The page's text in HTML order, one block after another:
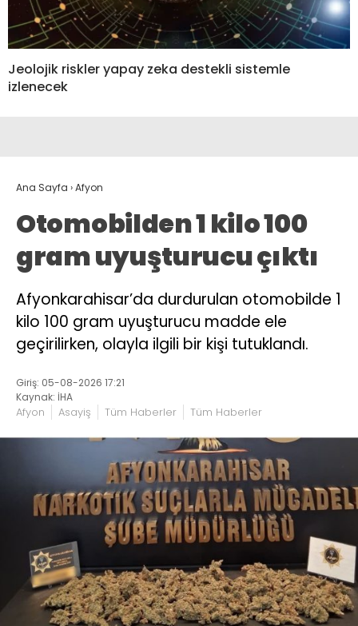
Jeolojik riskler yapay zeka destekli sistemle
izlenecek
Ana Sayfa ›Afyon
Otomobilden 1 kilo 100
gram uyuşturucu çıktı
Afyonkarahisar’da durdurulan otomobilde 1
kilo 100 gram uyuşturucu madde ele
geçirilirken, olayla ilgili bir kişi tutuklandı.
Giriş: 05-08-2026 17:21
Kaynak: İHA
Afyon Asayiş Tüm Haberler Tüm Haberler